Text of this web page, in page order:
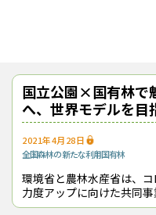
国立公園×国有林で
へ、世界モデルを目
2021年4月28日
全国森林の新たな利用国有林
環境省と農林水産省は、
力度アップに向けた共同
（約130万ha）を国有林